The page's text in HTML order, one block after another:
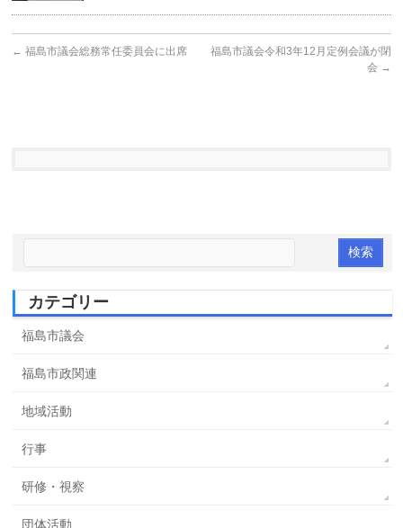
← 福島市議会総務常任委員会に出席
福島市議会令和3年12月定例会議が閉
会 →
カテゴリー
福島市議会
福島市政関連
地域活動
行事
研修・視察
団体活動